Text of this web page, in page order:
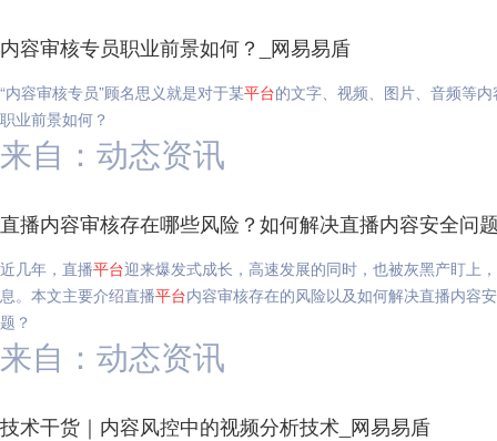
内容审核专员职业前景如何？_网易易盾
“内容审核专员”顾名思义就是对于某平台的文字、视频、图片、音频等
职业前景如何？
来自：动态资讯
直播内容审核存在哪些风险？如何解决直播内容安全问
近几年，直播平台迎来爆发式成长，高速发展的同时，也被灰黑产盯上
息。本文主要介绍直播平台内容审核存在的风险以及如何解决直播内容
题？
来自：动态资讯
技术干货｜内容风控中的视频分析技术_网易易盾